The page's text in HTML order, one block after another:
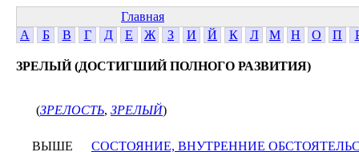
Главная
А
Б В Г Д Е Ж З И Й К Л М Н О П
ЗРЕЛЫЙ (ДОСТИГШИЙ ПОЛНОГО РАЗВИТИЯ)
(ЗРЕЛОСТЬ, ЗРЕЛЫЙ)
ВЫШЕ
СОСТОЯНИЕ, ВНУТРЕННИЕ